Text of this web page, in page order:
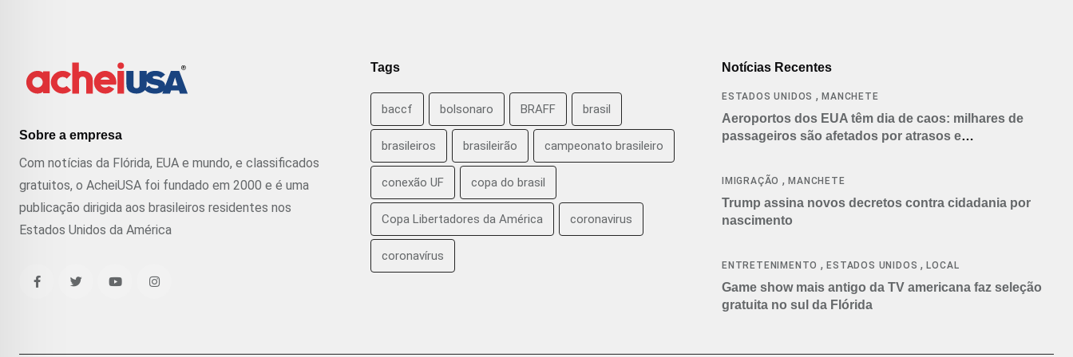
Sobre a empresa
Com notícias da Flórida, EUA e mundo, e classificados
gratuitos, o AcheiUSA foi fundado em 2000 e é uma
publicação dirigida aos brasileiros residentes nos
Estados Unidos da América
Tags
baccf bolsonaro BRAFF brasil
brasileiros brasileirão campeonato brasileiro
conexão UF copa do brasil
Copa Libertadores da América coronavirus
coronavírus
Notícias Recentes
ESTADOS UNIDOS ,MANCHETE
Aeroportos dos EUA têm dia de caos: milhares de
passageiros são afetados por atrasos e
IMIGRAÇÃO ,MANCHETE
Trump assina novos decretos contra cidadania por
nascimento
ENTRETENIMENTO ,ESTADOS UNIDOS ,LOCAL
Game show mais antigo da TV americana faz seleção
gratuita no sul da Flórida